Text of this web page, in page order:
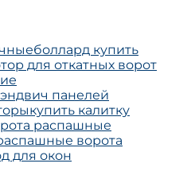
боллард купить
для откатных ворот
панелей
купить калитку
распашные
ворота
для окон